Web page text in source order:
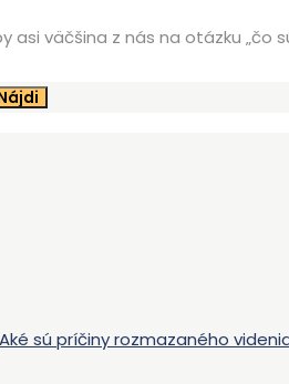
asi väčšina z nás na otázku „čo
Aké sú príčiny rozmazaného